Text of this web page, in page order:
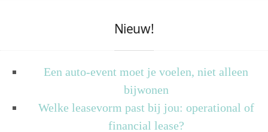
Nieuw!
Een auto-event moet je voelen, niet alleen
bijwonen
Welke leasevorm past bij jou: operational of
financial lease?